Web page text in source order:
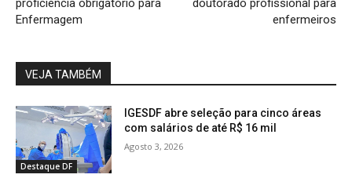
proficiência obrigatório para
Enfermagem
doutorado profissional para
enfermeiros
VEJA TAMBÉM
Destaque DF
IGESDF abre seleção para cinco áreas
com salários de até R$ 16 mil
Agosto 3, 2026